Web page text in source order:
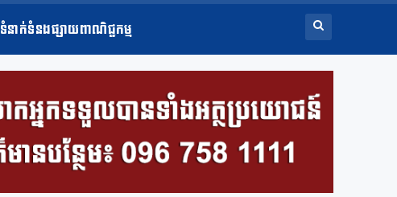
ទំនាក់ទំនងផ្សាយពាណិជ្ជកម្ម